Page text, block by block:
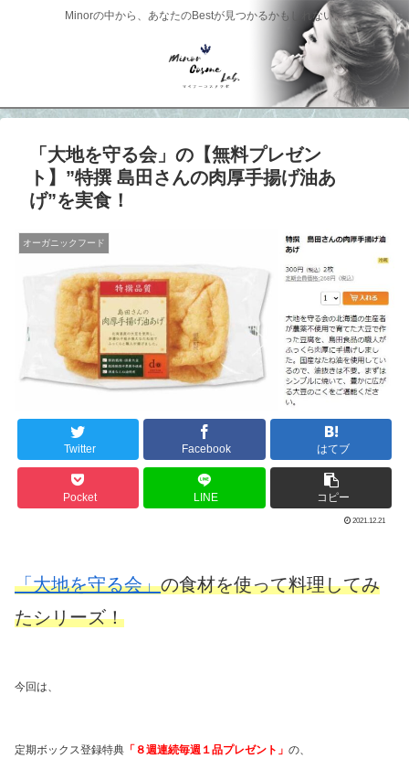
Minorの中から、あなたのBestが見つかるかもしれない。
「大地を守る会」の【無料プレゼン
ト】”特撰 島田さんの肉厚手揚げ油あ
げ”を実食！
オーガニックフード
Twitter Facebook はてブ
Pocket LINE コピー
2021.12.21
「大地を守る会」の食材を使って料理してみ
たシリーズ！
今回は、
定期ボックス登録特典 「８週連続毎週１品プレゼント」 の、